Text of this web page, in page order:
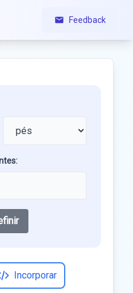
Feedback
Incorporar